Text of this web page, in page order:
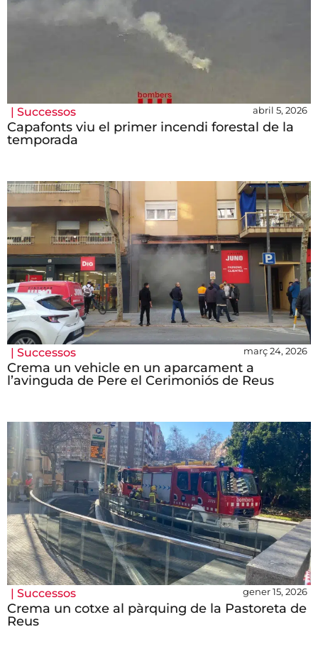
| Successos abril 5, 2026
Capafonts viu el primer incendi forestal de la
temporada
| Successos març 24, 2026
Crema un vehicle en un aparcament a
l’avinguda de Pere el Cerimoniós de Reus
| Successos gener 15, 2026
Crema un cotxe al pàrquing de la Pastoreta de
Reus